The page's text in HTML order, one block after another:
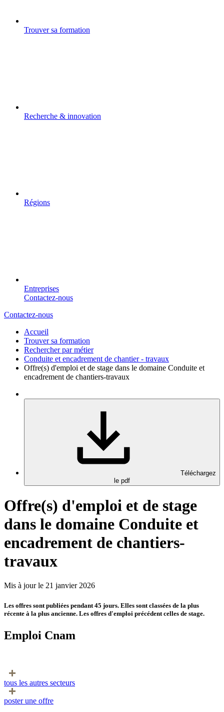
Trouver sa formation
Recherche & innovation
Régions
Entreprises
Contactez-nous
Contactez-nous
Accueil
Trouver sa formation
Rechercher par métier
Conduite et encadrement de chantier - travaux
Offre(s) d'emploi et de stage dans le domaine Conduite et
encadrement de chantiers-travaux
Téléchargez
le pdf
Offre(s) d'emploi et de stage
dans le domaine Conduite et
encadrement de chantiers-
travaux
Mis à jour le 21 janvier 2026
Les offres sont publiées pendant 45 jours. Elles sont classées de la plus
récente à la plus ancienne. Les offres d'emploi précédent celles de stage.
Emploi Cnam
tous les autres secteurs
poster une offre